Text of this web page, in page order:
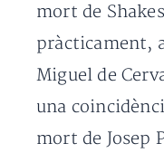
mort de
pràcticament,
Miguel de
una
mort de Josep